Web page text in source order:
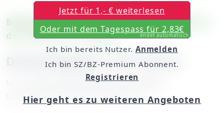
Böblingen: Dreitägiges Erlebnis-Praktikum
der Polizei ab 2. August
Denkaufgaben und Fitness
unserem Mitarbeiter Peter Maier
Samstag, 30. Juli 2016, 06:00 Uhr
Jetzt für 1,- € weiterlesen
Oder mit dem Tagespass für 2,83€
endet automatisch
Ich bin bereits Nutzer. Anmelden
Ich bin SZ/BZ-Premium Abonnent.
Registrieren
Hier geht es zu weiteren Angeboten